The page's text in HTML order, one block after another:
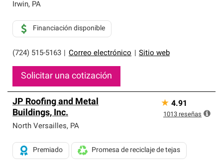
Irwin, PA
(724) 515-5163 Correo electrónico Sitio web
Financiación disponible
Solicitar una cotización
JP Roofing and Metal
Buildings, Inc.
North Versailles, PA
Premiado Promesa de reciclaje de tejas
★ 4.91
1013 reseñas